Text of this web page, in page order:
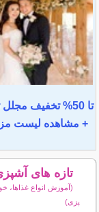
تا 50% تخفیف مجلل
+ مشاهده لیست
تازه های
(آموزش انواع غذاها،
پزی)